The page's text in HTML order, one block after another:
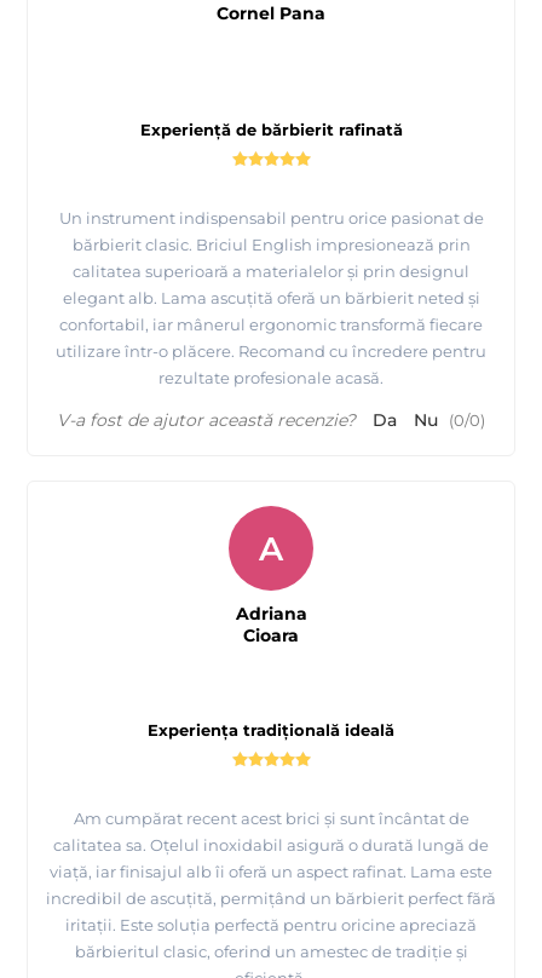
Experiență de bărbierit rafinată
Un instrument indispensabil pentru orice pasionat de
bărbierit clasic. Briciul English impresionează prin
calitatea superioară a materialelor și prin designul
elegant alb. Lama ascuțită oferă un bărbierit neted și
confortabil, iar mânerul ergonomic transformă fiecare
utilizare într-o plăcere. Recomand cu încredere pentru
rezultate profesionale acasă.
Cornel Pana
V-a fost de ajutor această recenzie? Da Nu (0/0)
Experiența tradițională ideală
Am cumpărat recent acest brici și sunt încântat de
calitatea sa. Oțelul inoxidabil asigură o durată lungă de
viață, iar finisajul alb îi oferă un aspect rafinat. Lama este
incredibil de ascuțită, permițând un bărbierit perfect fără
iritații. Este soluția perfectă pentru oricine apreciază
bărbieritul clasic, oferind un amestec de tradiție și
A
Adriana
Cioara